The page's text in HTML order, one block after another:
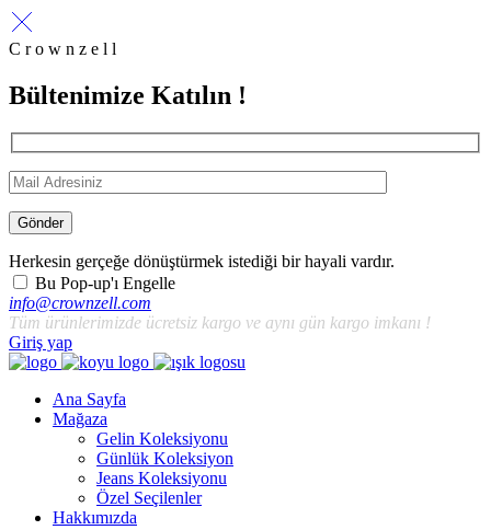
C r o w n z e l l
Bültenimize Katılın !
Gönder
Herkesin gerçeğe dönüştürmek istediği bir hayali vardır.
Bu Pop-up'ı Engelle
info@crownzell.com
Tüm ürünlerimizde ücretsiz kargo ve aynı gün kargo imkanı !
Giriş yap
Ana Sayfa
Mağaza
Gelin Koleksiyonu
Günlük Koleksiyon
Jeans Koleksiyonu
Özel Seçilenler
Hakkımızda